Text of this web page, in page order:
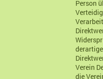
Person
Verein
die